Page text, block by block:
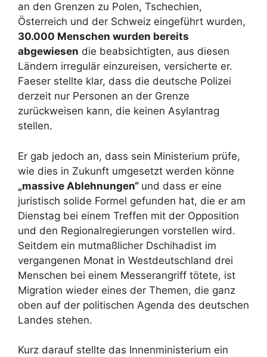
an den Grenzen zu Polen, Tschechien,
Österreich und der Schweiz eingeführt wurden,
30.000 Menschen wurden bereits
abgewiesen die beabsichtigten, aus diesen
Ländern irregulär einzureisen, versicherte er.
Faeser stellte klar, dass die deutsche Polizei
derzeit nur Personen an der Grenze
zurückweisen kann, die keinen Asylantrag
stellen.
Er gab jedoch an, dass sein Ministerium prüfe,
wie dies in Zukunft umgesetzt werden könne
„massive Ablehnungen“ und dass er eine
juristisch solide Formel gefunden hat, die er am
Dienstag bei einem Treffen mit der Opposition
und den Regionalregierungen vorstellen wird.
Seitdem ein mutmaßlicher Dschihadist im
vergangenen Monat in Westdeutschland drei
Menschen bei einem Messerangriff tötete, ist
Migration wieder eines der Themen, die ganz
oben auf der politischen Agenda des deutschen
Landes stehen.
Kurz darauf stellte das Innenministerium ein